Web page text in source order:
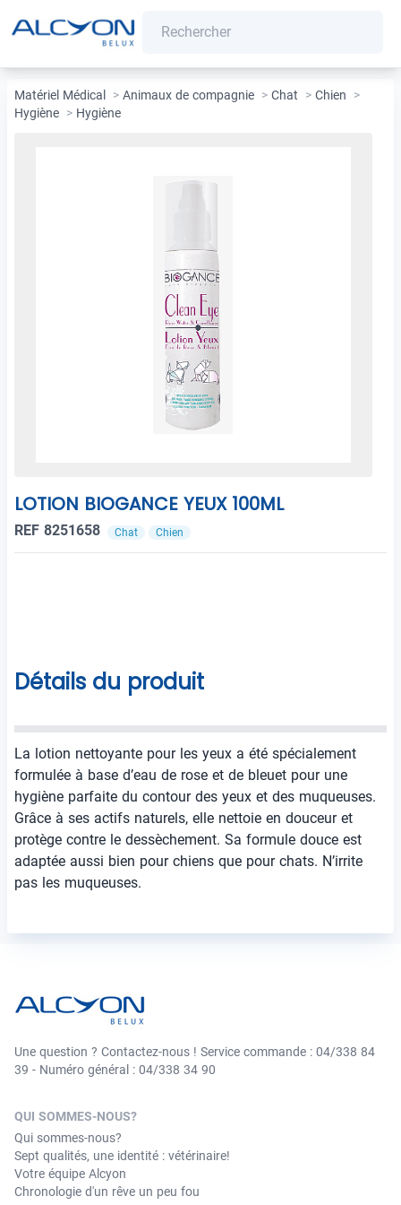
Matériel Médical > Animaux de compagnie > Chat > Chien
>
Hygiène > Hygiène
LOTION BIOGANCE YEUX 100ML
REF 8251658 Chat Chien
Détails du produit
La lotion nettoyante pour les yeux a été spécialement
formulée à base d’eau de rose et de bleuet pour une
hygiène parfaite du contour des yeux et des muqueuses.
Grâce à ses actifs naturels, elle nettoie en douceur et
protège contre le dessèchement. Sa formule douce est
adaptée aussi bien pour chiens que pour chats. N’irrite
pas les muqueuses.
Une question ? Contactez-nous ! Service commande : 04/338 84
39 - Numéro général : 04/338 34 90
QUI SOMMES-NOUS?
Qui sommes-nous?
Sept qualités, une identité : vétérinaire!
Votre équipe Alcyon
Chronologie d'un rêve un peu fou